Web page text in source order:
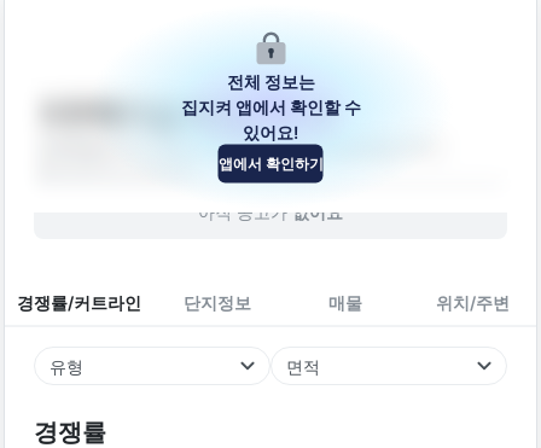
거두택지길4번길 19-3
강원특별자치도 춘천시 동내면 거두택지길4번길 19-3
아직 공고가 없어요
경쟁률/커트라인 단지정보 매물 위치/주변
유형 면적
경쟁률
전체 정보는
집지켜 앱에서 확인할 수
있어요!
앱에서 확인하기